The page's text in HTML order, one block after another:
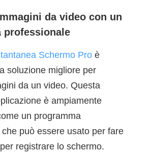
da video con un
professionale
Schermo Proè
soluzione migliore per
da un video. Questa
è ampiamente
un programma
può essere usato per fare
registrare lo schermo.